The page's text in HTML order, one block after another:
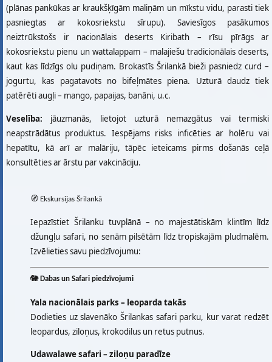
(plānas pankūkas ar kraukšķīgām maliņām un mīkstu vidu, parasti tiek
pasniegtas ar kokosriekstu sīrupu). Saviesīgos pasākumos
neiztrūkstošs ir nacionālais deserts Kiribath – rīsu pīrāgs ar
kokosriekstu pienu un wattalappam – malajiešu tradicionālais deserts,
kaut kas līdzīgs olu pudiņam. Brokastīs Šrilankā bieži pasniedz curd –
jogurtu, kas pagatavots no bifeļmātes piena. Uzturā daudz tiek
patērēti augļi – mango, papaijas, banāni, u.c.
Veselība: jāuzmanās, lietojot uzturā nemazgātus vai termiski
neapstrādātus produktus. Iespējams risks inficēties ar holēru vai
hepatītu, kā arī ar malāriju, tāpēc ieteicams pirms došanās ceļā
konsultēties ar ārstu par vakcināciju.
🧭 Ekskursijas Šrilankā
Iepazīstiet Šrilanku tuvplānā – no majestātiskām klintīm līdz
džungļu safari, no senām pilsētām līdz tropiskajām pludmalēm.
Izvēlieties savu piedzīvojumu:
🐘 Dabas un Safari piedzīvojumi
Yala nacionālais parks – leoparda takās
Dodieties uz slavenāko Šrilankas safari parku, kur varat redzēt
leopardus, ziloņus, krokodilus un retus putnus.
Udawalawe safari – ziloņu paradīze